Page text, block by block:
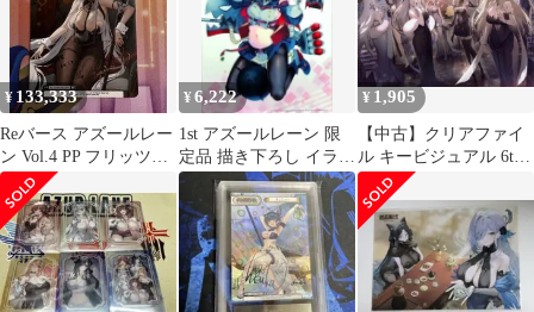
¥ 133,333
Reバース アズールレー
ン Vol.4 PP フリッツ・
ルメイ 恒松あゆみサ
イン
¥6,222
1st アズールレーン 限
定品 描き下ろし イラス
ト Z35 B2 タペストリ
ー
¥ 1,905
【中古】クリアファイ
ル キービジュアル 6th
Anniversary A4クリアフ
ァイル 「アズールレー
ン 6th Anniversary
Fes.」